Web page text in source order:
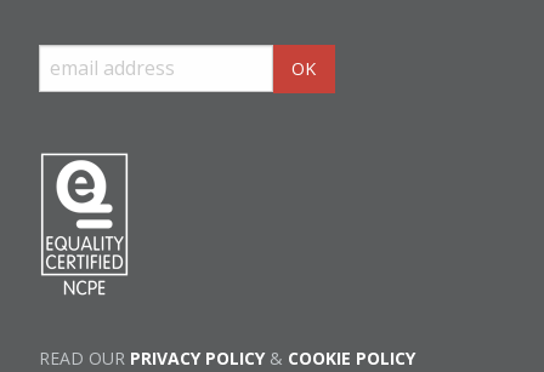
READ OUR PRIVACY POLICY& COOKIE POLICY